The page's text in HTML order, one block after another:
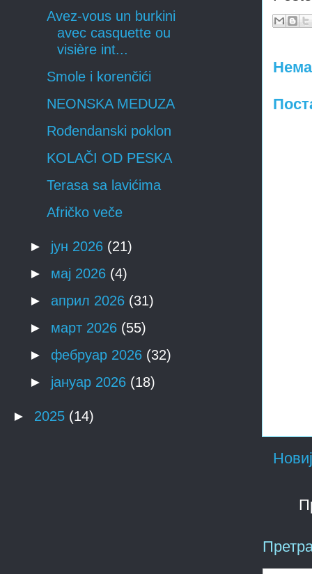
Avez-vous un burkini
avec casquette ou
visière int...
Smole i korenčići
NEONSKA MEDUZA
Rođendanski poklon
KOLAČI OD PESKA
Terasa sa lavićima
Afričko veče
► јун 2026 (21)
► мај 2026 (4)
► април 2026 (31)
► март 2026 (55)
► фебруар 2026 (32)
► јануар 2026 (18)
► 2025 (14)